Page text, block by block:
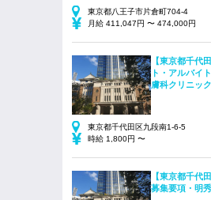
東京都八王子市片倉町704-4
月給 411,047円 〜 474,000円
【東京都千代
ト・アルバイ
膚科クリニック
東京都千代田区九段南1-6-5
時給 1,800円 〜
【東京都千代
募集要項・明